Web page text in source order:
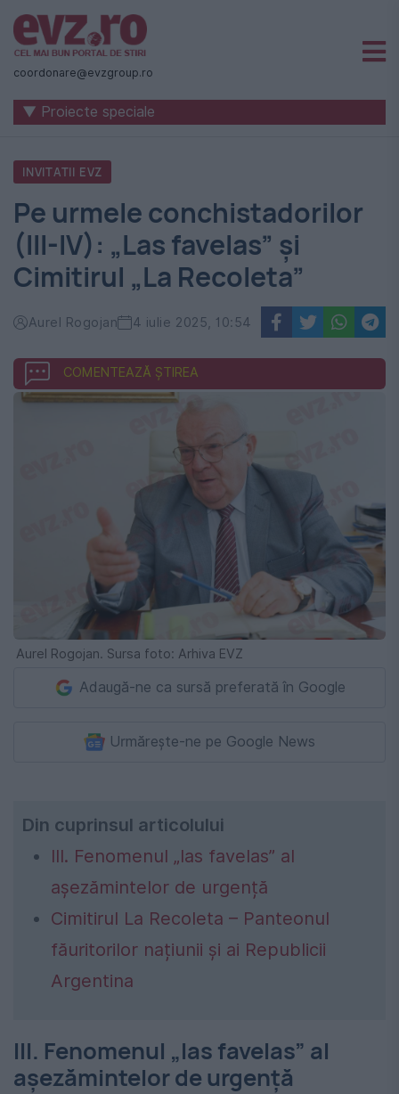
Știri
naționale
internaționale
România
-
Evenimentul
Zilei
coordonare@evzgroup.ro
▼ Proiecte speciale
INVITATII EVZ
Pe urmele conchistadorilor
(III-IV): „Las favelas” și
Cimitirul „La Recoleta”
Aurel Rogojan 4 iulie 2025, 10:54
COMENTEAZĂ ȘTIREA
Aurel Rogojan. Sursa foto: Arhiva EVZ
Adaugă-ne ca sursă preferată în Google
Urmărește-ne pe Google News
Din cuprinsul articolului
III. Fenomenul „las favelas” al
așezămintelor de urgență
Cimitirul La Recoleta – Panteonul
făuritorilor națiunii și ai Republicii
Argentina
III. Fenomenul „las favelas” al
așezămintelor de urgență